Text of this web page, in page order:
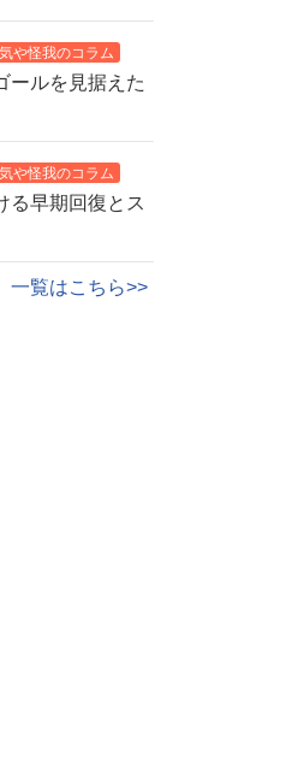
や怪我のコラム
ールを見据えた
や怪我のコラム
る早期回復とス
一覧はこちら>>